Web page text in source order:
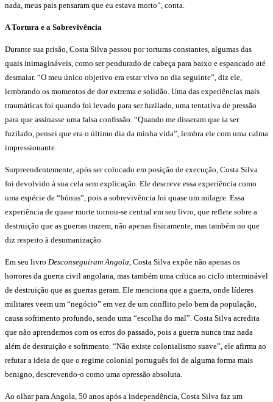
nada, meus pais pensaram que eu estava morto”, conta.
A Tortura e a Sobrevivência
Durante sua prisão, Costa Silva passou por torturas constantes, algumas das
quais inimagináveis, como ser pendurado de cabeça para baixo e espancado até
desmaiar. “O meu único objetivo era estar vivo no dia seguinte”, diz ele,
lembrando os momentos de dor extrema e solidão. Uma das experiências mais
traumáticas foi quando foi levado para ser fuzilado, uma tentativa de pressão
para que assinasse uma falsa confissão. “Quando me disseram que ia ser
fuzilado, pensei que era o último dia da minha vida”, lembra ele com uma calma
impressionante.
Surpreendentemente, após ser colocado em posição de execução, Costa Silva
foi devolvido à sua cela sem explicação. Ele descreve essa experiência como
uma espécie de “bónus”, pois a sobrevivência foi quase um milagre. Essa
experiência de quase morte tornou-se central em seu livro, que reflete sobre a
destruição que as guerras trazem, não apenas fisicamente, mas também no que
diz respeito à desumanização.
Em seu livro Desconseguiram Angola, Costa Silva expõe não apenas os
horrores da guerra civil angolana, mas também uma crítica ao ciclo interminável
de destruição que as guerras geram. Ele menciona que a guerra, onde líderes
militares veem um “negócio” em vez de um conflito pelo bem da população,
causa sofrimento profundo, sendo uma “escolha do mal”. Costa Silva acredita
que não aprendemos com os erros do passado, pois a guerra nunca traz nada
além de destruição e sofrimento. “Não existe colonialismo suave”, ele afirma ao
refutar a ideia de que o regime colonial português foi de alguma forma mais
benigno, descrevendo-o como uma opressão absoluta.
Ao olhar para Angola, 50 anos após a independência, Costa Silva faz um